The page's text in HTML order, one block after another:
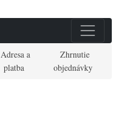
Adresa a
platba
Zhrnutie
objednávky